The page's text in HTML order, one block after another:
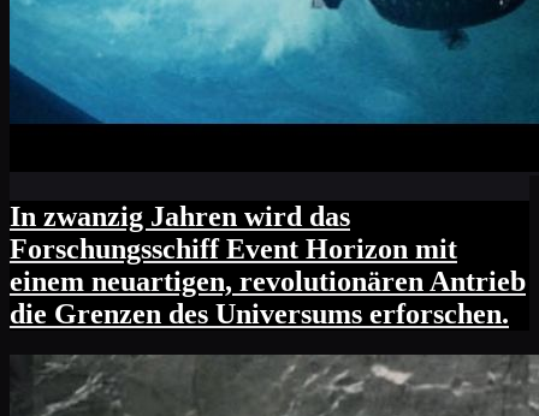
In zwanzig Jahren wird das
Forschungsschiff Event Horizon mit
einem neuartigen, revolutionären Antrieb
die Grenzen des Universums erforschen.